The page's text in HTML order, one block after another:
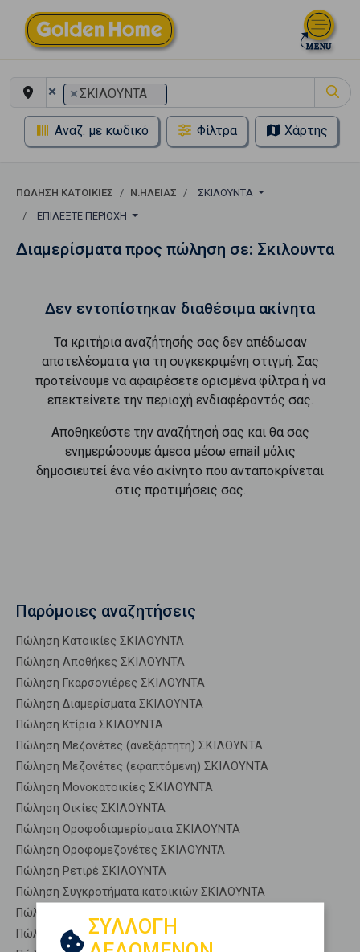
× ×ΣΚΙΛΟΥΝΤΑ
Αναζ. με κωδικό Φίλτρα Χάρτης
ΠΏΛΗΣΗ ΚΑΤΟΙΚΊΕΣ Ν.ΗΛΕΙΑΣ
ΣΚΙΛΟΥΝΤΑ
ΕΠΙΛΈΞΤΕ ΠΕΡΙΟΧΉ
Διαμερίσματα προς πώληση σε: Σκιλουντα
Δεν εντοπίστηκαν διαθέσιμα ακίνητα
Τα κριτήρια αναζήτησής σας δεν απέδωσαν
αποτελέσματα για τη συγκεκριμένη στιγμή. Σας
προτείνουμε να αφαιρέσετε ορισμένα φίλτρα ή να
επεκτείνετε την περιοχή ενδιαφέροντός σας.
Αποθηκεύστε την αναζήτησή σας και θα σας
ενημερώσουμε άμεσα μέσω email μόλις
δημοσιευτεί ένα νέο ακίνητο που ανταποκρίνεται
στις προτιμήσεις σας.
Παρόμοιες αναζητήσεις
Πώληση Κατοικίες ΣΚΙΛΟΥΝΤΑ
Πώληση Αποθήκες ΣΚΙΛΟΥΝΤΑ
Πώληση Γκαρσονιέρες ΣΚΙΛΟΥΝΤΑ
Πώληση Διαμερίσματα ΣΚΙΛΟΥΝΤΑ
Πώληση Κτίρια ΣΚΙΛΟΥΝΤΑ
Πώληση Μεζονέτες (ανεξάρτητη) ΣΚΙΛΟΥΝΤΑ
Πώληση Μεζονέτες (εφαπτόμενη) ΣΚΙΛΟΥΝΤΑ
Πώληση Μονοκατοικίες ΣΚΙΛΟΥΝΤΑ
Πώληση Οικίες ΣΚΙΛΟΥΝΤΑ
Πώληση Οροφοδιαμερίσματα ΣΚΙΛΟΥΝΤΑ
Πώληση Οροφομεζονέτες ΣΚΙΛΟΥΝΤΑ
Πώληση Ρετιρέ ΣΚΙΛΟΥΝΤΑ
Πώληση Συγκροτήματα κατοικιών ΣΚΙΛΟΥΝΤΑ
Πώληση Υπόγεια ΣΚΙΛΟΥΝΤΑ
Πώληση Υπόσκαφα ΣΚΙΛΟΥΝΤΑ
ΣΥΛΛΟΓΗ